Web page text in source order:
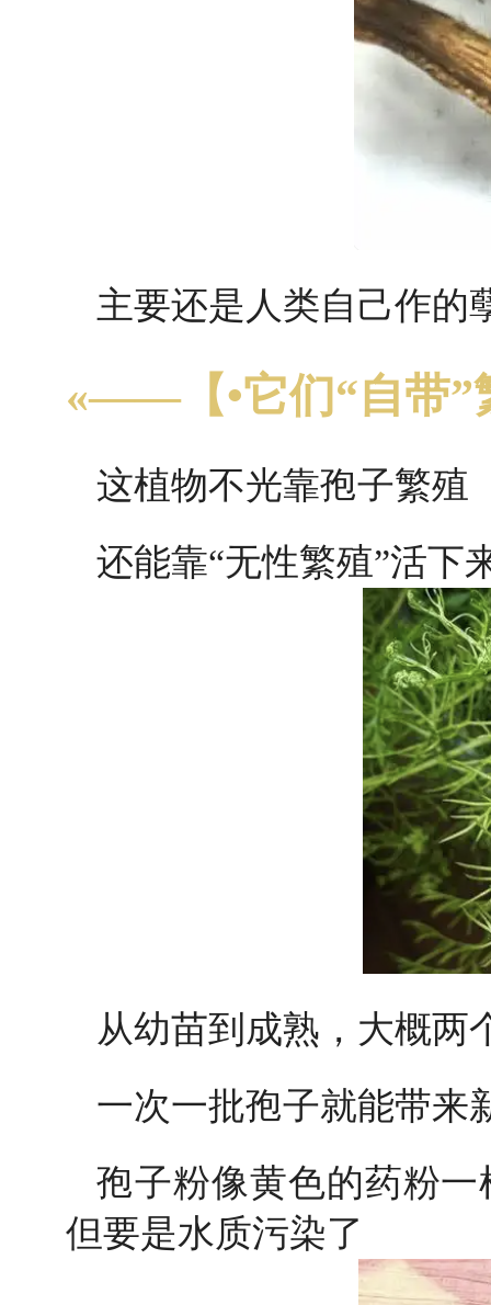
主要还是人类自己作的
«——【•它们“自带”
这植物不光靠孢子繁殖
还能靠“无性繁殖”活下
从幼苗到成熟，大概两
一次一批孢子就能带来
孢子粉像黄色的药粉
但要是水质污染了